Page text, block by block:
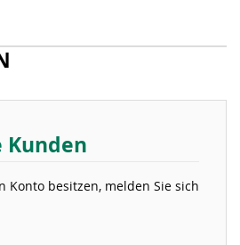
Kunden
Konto besitzen, melden Sie sich